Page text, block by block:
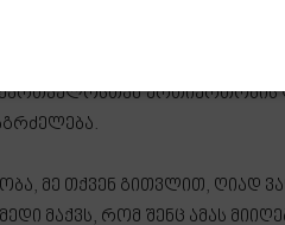
ურთიერთობის
მე თქვენ გითვლით, ღიად
მაქვს, რომ შენც ამას